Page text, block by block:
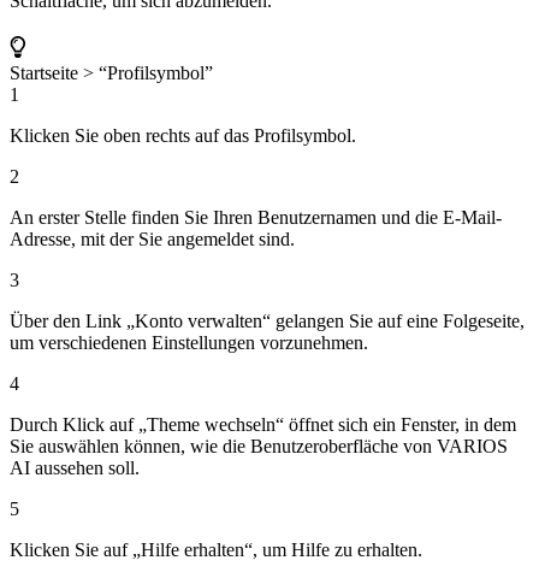
Startseite > “Profilsymbol”
1
Klicken Sie oben rechts auf das Profilsymbol.
2
An erster Stelle finden Sie Ihren Benutzernamen und die E-Mail-
Adresse, mit der Sie angemeldet sind.
3
Über den Link „Konto verwalten“ gelangen Sie auf eine Folgeseite,
um verschiedenen Einstellungen vorzunehmen.
4
Durch Klick auf „Theme wechseln“ öffnet sich ein Fenster, in dem
Sie auswählen können, wie die Benutzeroberfläche von VARIOS
AI aussehen soll.
5
Klicken Sie auf „Hilfe erhalten“, um Hilfe zu erhalten.